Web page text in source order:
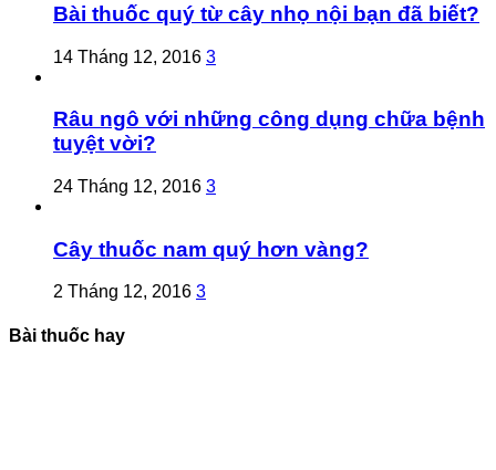
Bài thuốc quý từ cây nhọ nội bạn đã biết?
14 Tháng 12, 2016 3
Râu ngô với những công dụng chữa bệnh
tuyệt vời?
24 Tháng 12, 2016 3
Cây thuốc nam quý hơn vàng?
2 Tháng 12, 2016 3
Bài thuốc hay